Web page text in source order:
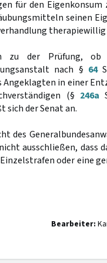
für den Eigenkonsum
seinen
therapiewillig
zu der Prüfung, ob
nach § 64
in einer
(§ 246a
sich der Senat an.
des
ausschließen, dass
oder eine
Bearbeiter: